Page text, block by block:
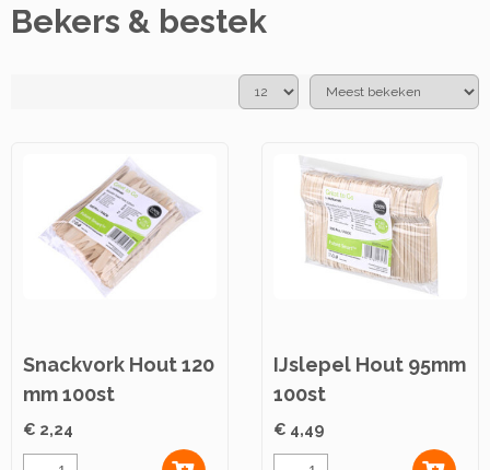
Bekers & bestek
Snackvork Hout 120
mm 100st
€ 2,24
IJslepel Hout 95mm
100st
€ 4,49